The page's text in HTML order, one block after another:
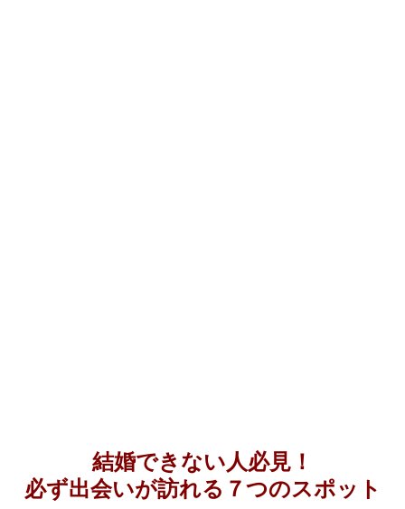
結婚できない人必見！
必ず出会いが訪れる７つのスポット